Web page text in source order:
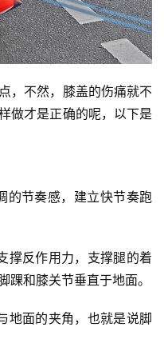
，不然，膝盖的伤痛就不
做才是正确的呢，以下是
的节奏感，建立快节奏跑
撑反作用力，支撑腿的着
和膝关节垂直于地面。
地面的夹角，也就是说脚